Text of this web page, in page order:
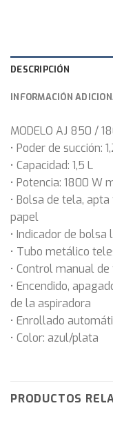
DESCRIPCIÓN
INFORMACIÓN
MODELO AJ 850 /
• Poder de succión:
• Capacidad: 1,5 L
• Potencia: 1800 W
• Bolsa de tela,
papel
• Indicador de bolsa
• Tubo metálico
• Control manual
• Encendido,
de la aspiradora
• Enrollado
• Color: azul/plata
PRODUCTOS